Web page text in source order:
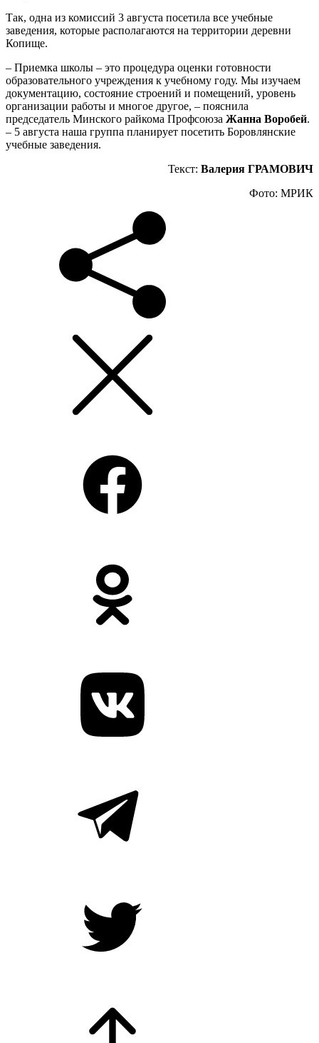
Так, одна из комиссий 3 августа посетила все учебные
заведения, которые располагаются на территории деревни
Копище.
– Приемка школы – это процедура оценки готовности
образовательного учреждения к учебному году. Мы изучаем
документацию, состояние строений и помещений, уровень
организации работы и многое другое, – пояснила
председатель Минского райкома Профсоюза Жанна Воробей.
– 5 августа наша группа планирует посетить Боровлянские
учебные заведения.
Текст: Валерия ГРАМОВИЧ
Фото: МРИК